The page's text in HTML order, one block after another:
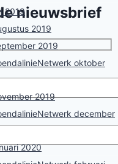
2019
2019
2019
oktober
2019
december
2020
nieuwsbrief